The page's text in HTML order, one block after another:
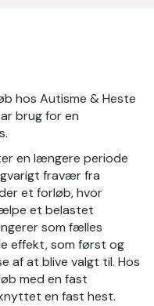
hos Autisme & Heste
brug for en
en længere periode
fravær fra
et forløb, hvor
et belastet
som fælles
effekt, som først og
af at blive valgt til. Hos
med en fast
en fast hest.